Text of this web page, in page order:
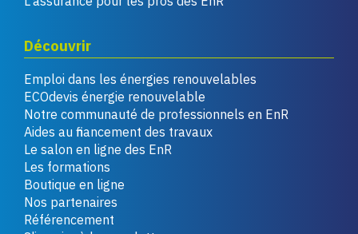
Découvrir
Emploi dans les énergies renouvelables
ECOdevis énergie renouvelable
Notre communauté de professionnels en EnR
Aides au financement des travaux
Le salon en ligne des EnR
Les formations
Boutique en ligne
Nos partenaires
Référencement